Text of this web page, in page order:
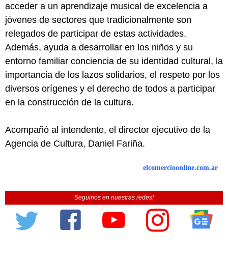
acceder a un aprendizaje musical de excelencia a
jóvenes de sectores que tradicionalmente son
relegados de participar de estas actividades.
Además, ayuda a desarrollar en los niños y su
entorno familiar conciencia de su identidad cultural, la
importancia de los lazos solidarios, el respeto por los
diversos orígenes y el derecho de todos a participar
en la construcción de la cultura.
Acompañó al intendente, el director ejecutivo de la
Agencia de Cultura, Daniel Fariña.
elcomercioonline.com.ar
Seguinos en nuestras redes!